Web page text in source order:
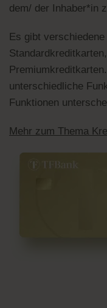
dem/ der Inhaber*in
Es gibt
unterschiedliche
Funktionen
Mehr zum Thema